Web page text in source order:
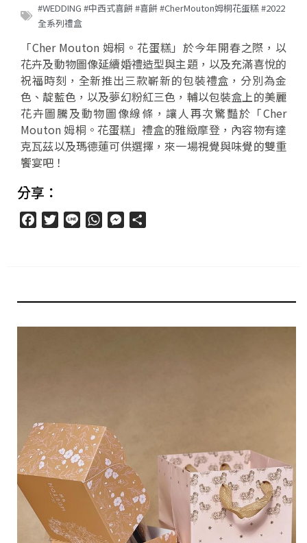
#WEDDING #中西式喜餅 #喜餅 #CherMouton姆桐花蛋糕 #2022
全系列禮盒
「Cher Mouton 姆桐。花蛋糕」於今年開春之際，以
花卉及動物圖像延續婚禮造型與主題，以及充滿喜悅的
祝福時刻，全新推出三款嶄新的包裝禮盒，分別為金
色、靛藍色，以及夢幻粉紅三色，輔以包裝盒上的美麗
花卉圖騰及動物圖像線條，讓人再次驚豔於「Cher
Mouton 姆桐。花蛋糕」禮盒的雅緻摩登，內容物有達
克瓦茲以及瑪德蓮可供選擇，來一場視覺與味覺的雙重
饗宴吧！
分享：
FacebookTwitter
Line WhatsAppMessenger